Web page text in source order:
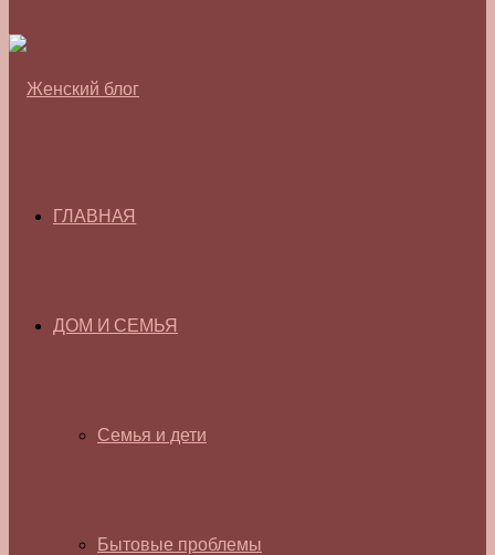
ГЛАВНАЯ
ДОМ И СЕМЬЯ
Семья и дети
Бытовые проблемы